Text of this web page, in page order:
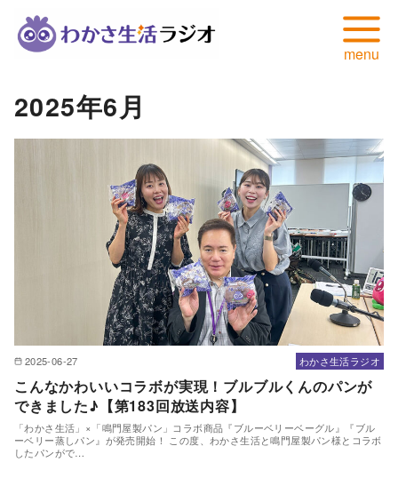
2025年6月
2025-06-27 わかさ生活ラジオ
こんなかわいいコラボが実現！ブルブルくんのパンが
できました♪【第183回放送内容】
「わかさ生活」×「鳴門屋製パン」コラボ商品『ブルーベリーベーグル』『ブル
ーベリー蒸しパン』が発売開始！ この度、わかさ生活と鳴門屋製パン様とコラボ
したパンがで…